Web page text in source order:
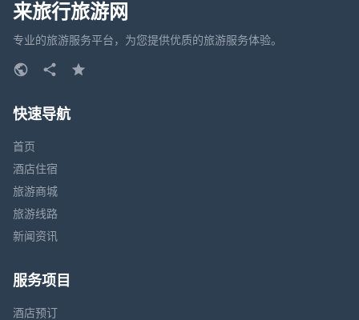
来旅行旅游网
专业的旅游服务平台，为您提供优质的旅游服务体验。
快速导航
首页
酒店住宿
旅游商城
旅游线路
新闻资讯
服务项目
酒店预订